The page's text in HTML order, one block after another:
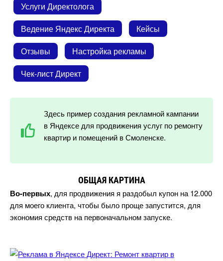
Услуги Директолога
едение Яндекс Директа
Кейсы
Отзывы
Настройка рекламы
Чек-лист Директ
Здесь пример создания рекламной кампании
Яндексе для продвижения услуг по ремонту
квартир и помещений в Смоленске.
ОБЩАЯ КАРТИНА
о-первых, для продвижения я раздобыл купон на 12.000
для моего клиента, чтобы было проще запустится, для
экономия средств на первоначальном запуске.